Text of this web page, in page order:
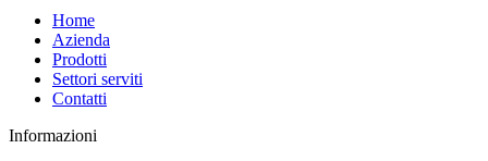
Home
Azienda
Prodotti
Settori serviti
Contatti
Informazioni